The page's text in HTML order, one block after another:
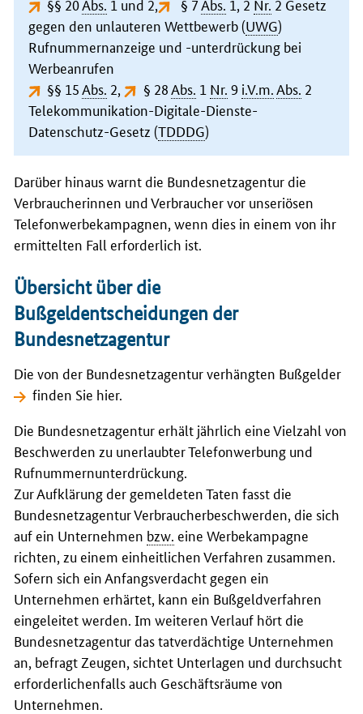
gegen den unlauteren Wettbewerb (UWG)
Rufnummernanzeige und -unterdrückung bei
Werbeanrufen
§§ 15 Abs. 2 § 28 Abs. 1 Nr. 9 i.V.m. Abs. 2
Telekommunikation-Digitale-Dienste-
Datenschutz-Gesetz (TDDDG)
Darüber hinaus warnt die Bundesnetzagentur die
Verbraucherinnen und Verbraucher vor unseriösen
Telefonwerbekampagnen, wenn dies in einem von ihr
ermittelten Fall erforderlich ist.
Übersicht über die
Bußgeldentscheidungen der
Bundesnetzagentur
Die von der Bundesnetzagentur verhängten Bußgelder
finden Sie hier.
Die Bundesnetzagentur erhält jährlich eine Vielzahl von
Beschwerden zu unerlaubter Telefonwerbung und
Rufnummernunterdrückung.
Zur Aufklärung der gemeldeten Taten fasst die
Bundesnetzagentur Verbraucherbeschwerden, die sich
auf ein Unternehmen bzw. eine Werbekampagne
richten, zu einem einheitlichen Verfahren zusammen.
Sofern sich ein Anfangsverdacht gegen ein
Unternehmen erhärtet, kann ein Bußgeldverfahren
eingeleitet werden. Im weiteren Verlauf hört die
Bundesnetzagentur das tatverdächtige Unternehmen
an, befragt Zeugen, sichtet Unterlagen und durchsucht
erforderlichenfalls auch Geschäftsräume von
Unternehmen.